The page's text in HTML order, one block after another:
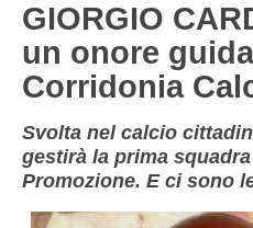
GIORGIO
un onore
Corridonia
Svolta nel calcio
gestirà la prima
Promozione. E ci sono